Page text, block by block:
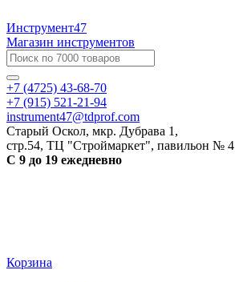
Инструмент47
Магазин инструментов
+7 (4725) 43-68-70
+7 (915) 521-21-94
instrument47@tdprof.com
Старый Оскол, мкр. Дубрава 1,
стр.54, ТЦ "Строймаркет", павильон № 4
С 9 до 19 ежедневно
Корзина